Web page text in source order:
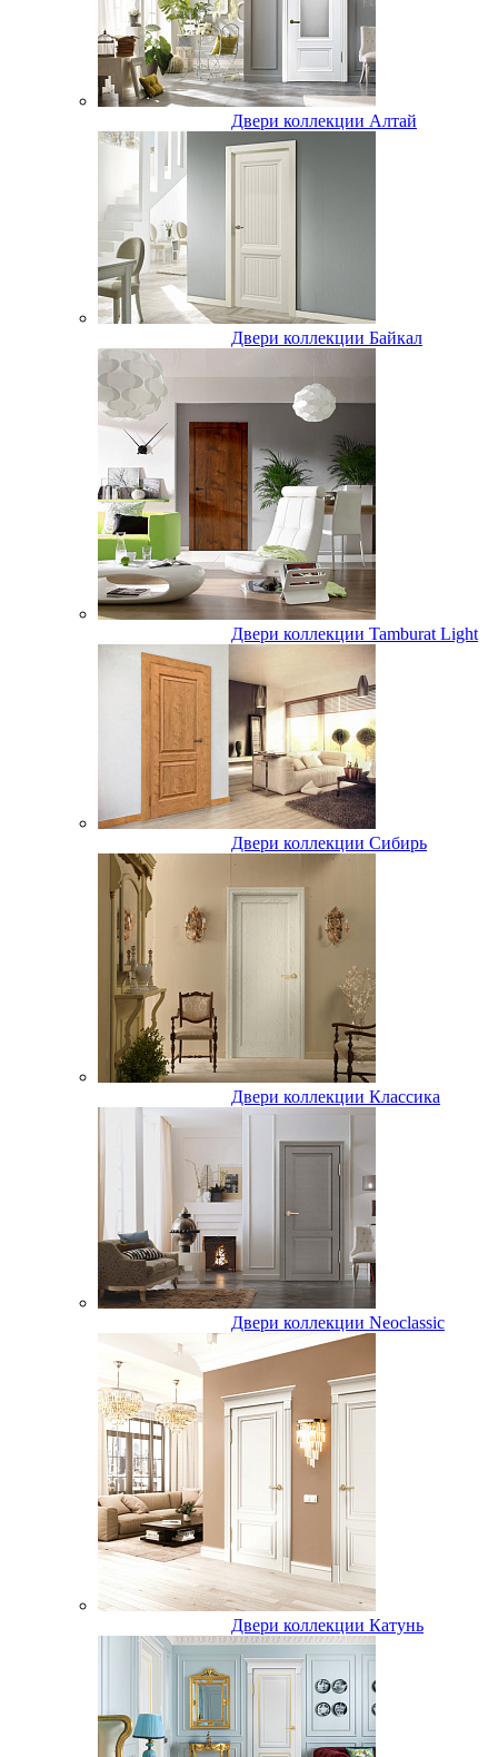
Двери коллекции Алтай
Двери коллекции Байкал
Двери коллекции Tamburat Light
Двери коллекции Сибирь
Двери коллекции Классика
Двери коллекции Neoclassic
Двери коллекции Катунь